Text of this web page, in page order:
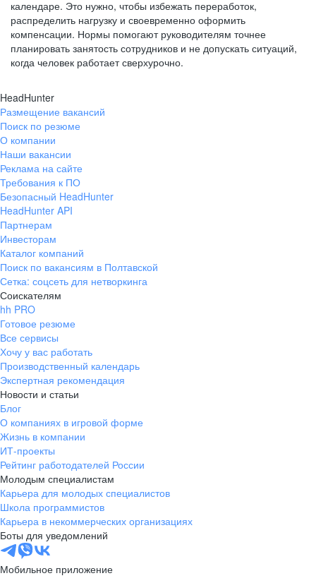
календаре. Это нужно, чтобы избежать переработок,
распределить нагрузку и своевременно оформить
компенсации. Нормы помогают руководителям точнее
планировать занятость сотрудников и не допускать ситуаций,
когда человек работает сверхурочно.
HeadHunter
Размещение вакансий
Поиск по резюме
О компании
Наши вакансии
Реклама на сайте
Требования к ПО
Безопасный HeadHunter
HeadHunter API
Партнерам
Инвесторам
Каталог компаний
Поиск по вакансиям в Полтавской
Сетка: соцсеть для нетворкинга
Соискателям
hh PRO
Готовое резюме
Все сервисы
Хочу у вас работать
Производственный календарь
Экспертная рекомендация
Новости и статьи
Блог
О компаниях в игровой форме
Жизнь в компании
ИТ-проекты
Рейтинг работодателей России
Молодым специалистам
Карьера для молодых специалистов
Школа программистов
Карьера в некоммерческих организациях
Боты для уведомлений
Мобильное приложение